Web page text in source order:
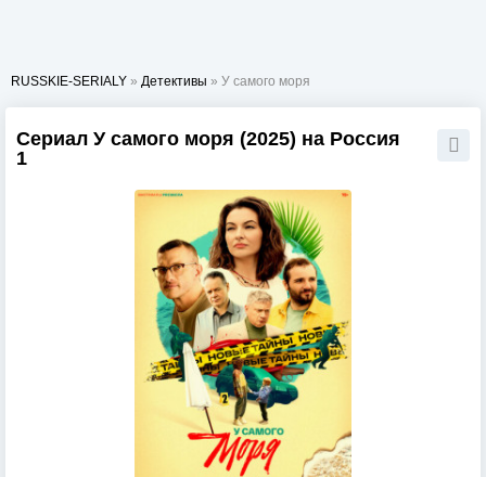
RUSSKIE-SERIALY » Детективы » У самого моря
Сериал У самого моря (2025) на Россия
1